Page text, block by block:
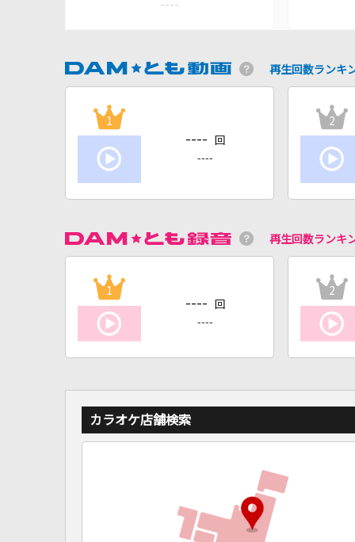
----
再生回数ランキ
1
---- 回
----
2
再生回数ランキ
1
---- 回
----
2
カラオケ店舗検索